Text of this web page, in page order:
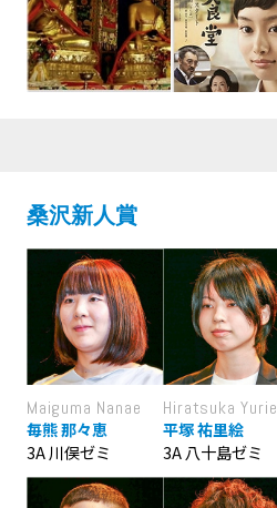
桑沢新人賞
Maiguma Nanae
毎熊 那々恵
3A 川俣ゼミ
Hiratsuka Yurie
平塚 祐里絵
3A 八十島ゼミ